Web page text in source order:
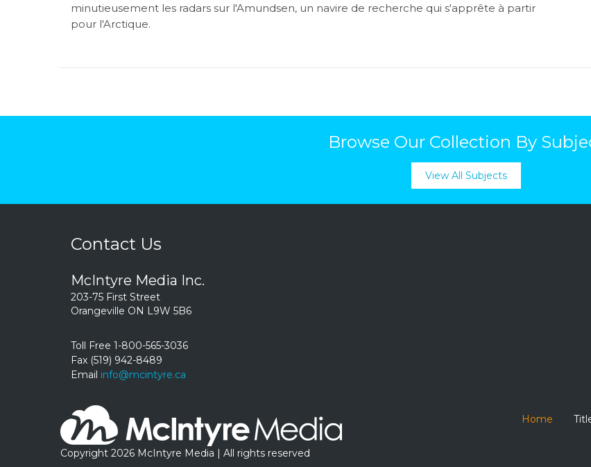
minutieusement les radars sur l'Amundsen, un navire de recherche qui s'apprête à partir
pour l'Arctique.
Browse Our Collection By
View All Subjects
Contact Us
McIntyre Media Inc.
203-75 First Street
Orangeville ON L9W 5B6
Toll Free 1-800-565-3036
Fax (519) 942-8489
Email info@mcintyre.ca
Copyright 2026 McIntyre Media | All rights reserved
Home